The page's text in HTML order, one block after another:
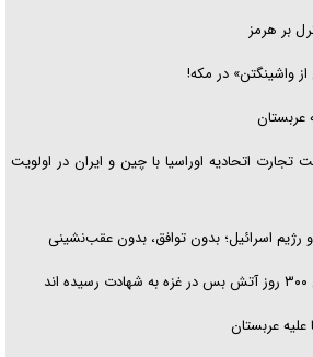
بر هرمز
واشینگتن» در مکه!
عربستان
اتحادیه اوراسیا با چین و ایران در اولویت
رژیم اسرائیل؛ بدون توافق، بدون عقب‌نشینی
عربستان